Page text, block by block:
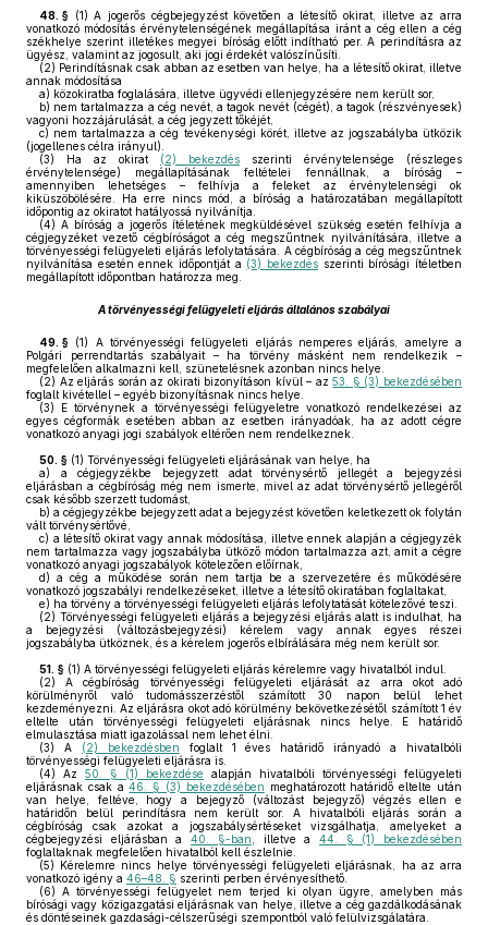
48. § (1) A jogerős cégbejegyzést követően a létesítő okirat, illetve az arra
vonatkozó módosítás érvénytelenségének megállapítása iránt a cég ellen a cég
székhelye szerint illetékes megyei bíróság előtt indítható per. A perindításra az
ügyész, valamint az jogosult, aki jogi érdekét valószínűsíti.
(2) Perindításnak csak abban az esetben van helye, ha a létesítő okirat, illetve
annak módosítása
a) közokiratba foglalására, illetve ügyvédi ellenjegyzésére nem került sor,
b) nem tartalmazza a cég nevét, a tagok nevét (cégét), a tagok (részvényesek)
vagyoni hozzájárulását, a cég jegyzett tőkéjét,
c) nem tartalmazza a cég tevékenységi körét, illetve az jogszabályba ütközik
(jogellenes célra irányul).
(3) Ha az okirat (2) bekezdés szerinti érvénytelensége (részleges
érvénytelensége) megállapításának feltételei fennállnak, a bíróság –
amennyiben lehetséges – felhívja a feleket az érvénytelenségi ok
kiküszöbölésére. Ha erre nincs mód, a bíróság a határozatában megállapított
időpontig az okiratot hatályossá nyilvánítja.
(4) A bíróság a jogerős ítéletének megküldésével szükség esetén felhívja a
cégjegyzéket vezető cégbíróságot a cég megszűntnek nyilvánítására, illetve a
törvényességi felügyeleti eljárás lefolytatására. A cégbíróság a cég megszűntnek
nyilvánítása esetén ennek időpontját a (3) bekezdés szerinti bírósági ítéletben
megállapított időpontban határozza meg.
A törvényességi felügyeleti eljárás általános szabályai
49. § (1)
A törvényességi felügyeleti eljárás nemperes eljárás, amelyre a
Polgári perrendtartás szabályait – ha törvény másként nem rendelkezik –
megfelelően alkalmazni kell, szünetelésnek azonban nincs helye.
(2) Az eljárás során az okirati bizonyításon kívül – az53. § (3) bekezdésében
foglalt kivétellel – egyéb bizonyításnak nincs helye.
(3) E törvénynek a törvényességi felügyeletre vonatkozó rendelkezései az
egyes cégformák esetében abban az esetben irányadóak, ha az adott cégre
vonatkozó anyagi jogi szabályok eltérően nem rendelkeznek.
50. § (1) Törvényességi felügyeleti eljárásának van helye, ha
a) a cégjegyzékbe bejegyzett adat törvénysértő jellegét a bejegyzési
eljárásban a cégbíróság még nem ismerte, mivel az adat törvénysértő jellegéről
csak később szerzett tudomást,
b) a cégjegyzékbe bejegyzett adat a bejegyzést követően keletkezett ok folytán
vált törvénysértővé,
c) a létesítő okirat vagy annak módosítása, illetve ennek alapján a cégjegyzék
nem tartalmazza vagy jogszabályba ütköző módon tartalmazza azt, amit a cégre
vonatkozó anyagi jogszabályok kötelezően előírnak,
d) a cég a működése során nem tartja be a szervezetére és működésére
vonatkozó jogszabályi rendelkezéseket, illetve a létesítő okiratában foglaltakat,
e) ha törvény a törvényességi felügyeleti eljárás lefolytatását kötelezővé teszi.
(2) Törvényességi felügyeleti eljárás a bejegyzési eljárás alatt is indulhat, ha
a bejegyzési (változásbejegyzési) kérelem vagy annak egyes részei
jogszabályba ütköznek, és a kérelem jogerős elbírálására még nem került sor.
51. § (1) A törvényességi felügyeleti eljárás kérelemre vagy hivatalból indul.
(2) A cégbíróság törvényességi felügyeleti eljárását az arra okot adó
körülményről való tudomásszerzéstől számított 30 napon belül lehet
kezdeményezni. Az eljárásra okot adó körülmény bekövetkezésétől számított 1 év
eltelte után törvényességi felügyeleti eljárásnak nincs helye. E határidő
elmulasztása miatt igazolással nem lehet élni.
(3) A (2) bekezdésben foglalt 1 éves határidő irányadó a hivatalbóli
törvényességi felügyeleti eljárásra is.
(4) Az 50. § (1) bekezdése alapján hivatalbóli törvényességi felügyeleti
eljárásnak csak a46. § (3) bekezdésében meghatározott határidő eltelte után
van helye, feltéve, hogy a bejegyző (változást bejegyző) végzés ellen e
határidőn belül perindításra nem került sor. A hivatalbóli eljárás során a
cégbíróság csak azokat a jogszabálysértéseket vizsgálhatja, amelyeket a
cégbejegyzési eljárásban a40. §-ban , illetve a 44. § (1) bekezdésében
foglaltaknak megfelelően hivatalból kell észlelnie.
(5) Kérelemre nincs helye törvényességi felügyeleti eljárásnak, ha az arra
vonatkozó igény a 46–48. § szerinti perben érvényesíthető.
(6) A törvényességi felügyelet nem terjed ki olyan ügyre, amelyben más
bírósági vagy közigazgatási eljárásnak van helye, illetve a cég gazdálkodásának
és döntéseinek gazdasági-célszerűségi szempontból való felülvizsgálatára.